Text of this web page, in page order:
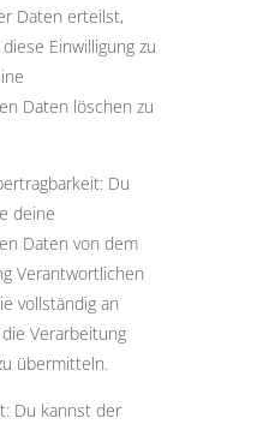
Daten erteilst,
Einwilligung zu
Daten löschen zu
Du
deine
Daten von dem
Verantwortlichen
vollständig an
Verarbeitung
übermitteln.
Du kannst der